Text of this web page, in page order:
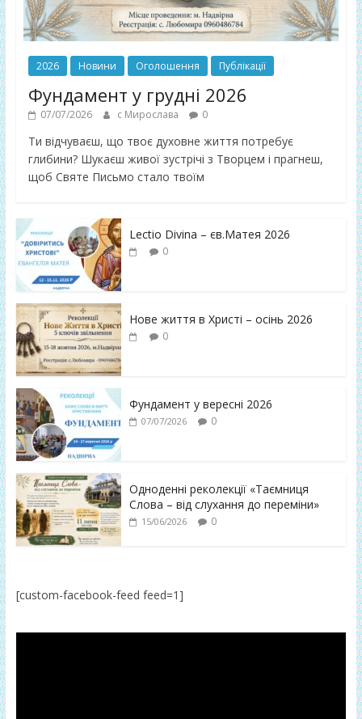
2026 Новини Оголошення Публікації
Фундамент у грудні 2026
07/07/2026 с Мирослава 0
Ти відчуваєш, що твоє духовне життя потребує
глибини? Шукаєш живої зустрічі з Творцем і прагнеш,
щоб Святе Письмо стало твоїм
Lectio Divina – єв.Матея 2026
0
Нове життя в Христі – осінь 2026
0
Фундамент у вересні 2026
07/07/2026 0
Одноденні реколекції «Таємниця
Слова – від слухання до переміни»
15/06/2026 0
[custom-facebook-feed feed=1]